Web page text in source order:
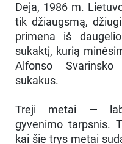
Deja, 1986 m.
tik džiaugsmą,
primena iš
sukaktį, kurią
Alfonso
sukakus.
Treji metai —
gyvenimo tarpsnis.
kai šie trys metai